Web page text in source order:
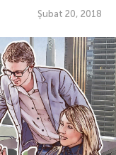
Şubat 20, 2018